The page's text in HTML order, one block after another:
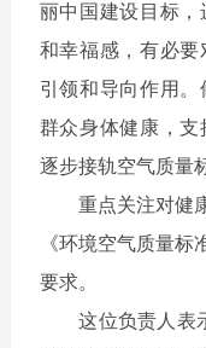
丽中国建设目标
和幸福感，有必
引领和导向作用
群众身体健康，
逐步接轨空气质
重点关注对健
《环境空气质量标
要求。
这位负责人表